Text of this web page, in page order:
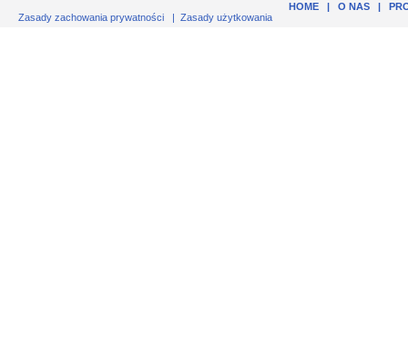
HOME| O NAS|
Zasady zachowania prywatności | Zasady użytkowania